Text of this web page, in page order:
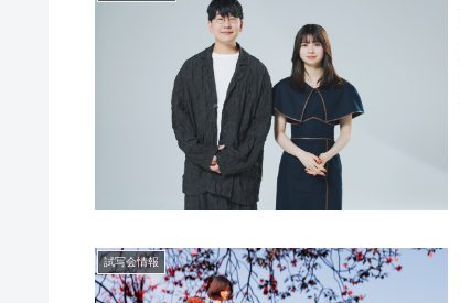
試写会情報